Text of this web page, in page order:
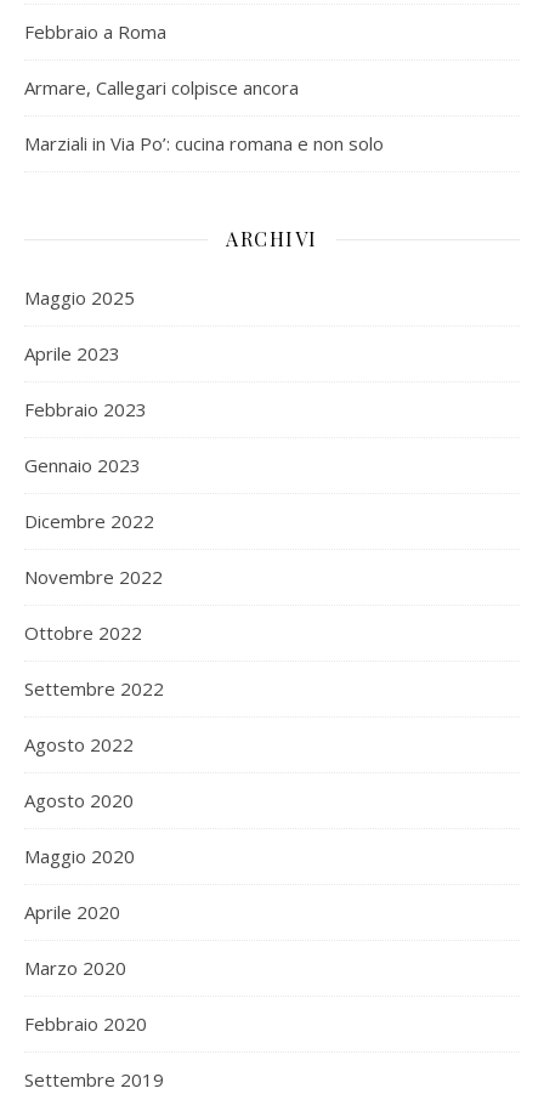
Febbraio a Roma
Armare, Callegari colpisce ancora
Marziali in Via Po’: cucina romana e non solo
ARCHIVI
Maggio 2025
Aprile 2023
Febbraio 2023
Gennaio 2023
Dicembre 2022
Novembre 2022
Ottobre 2022
Settembre 2022
Agosto 2022
Agosto 2020
Maggio 2020
Aprile 2020
Marzo 2020
Febbraio 2020
Settembre 2019